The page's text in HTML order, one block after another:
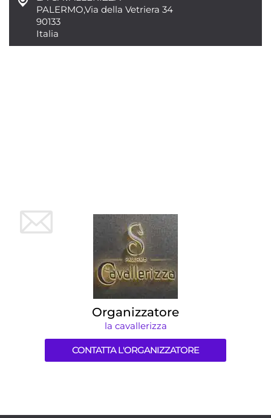
PALERMO,Via della Vetriera 34
90133
Italia
Organizzatore
la cavallerizza
CONTATTA L'ORGANIZZATORE